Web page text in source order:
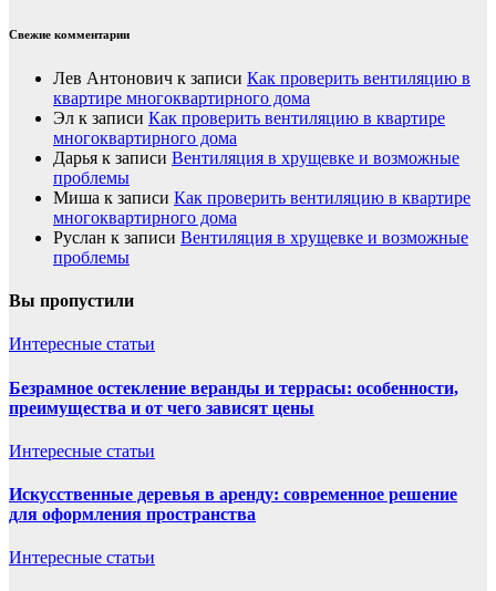
Свежие комментарии
Лев Антонович к записи Как проверить вентиляцию в
квартире многоквартирного дома
Эл к записи Как проверить вентиляцию в квартире
многоквартирного дома
Дарья к записи Вентиляция в хрущевке и возможные
проблемы
Миша к записи Как проверить вентиляцию в квартире
многоквартирного дома
Руслан к записи Вентиляция в хрущевке и возможные
проблемы
Вы пропустили
Интересные статьи
Безрамное остекление веранды и террасы: особенности,
преимущества и от чего зависят цены
Интересные статьи
Искусственные деревья в аренду: современное решение
для оформления пространства
Интересные статьи